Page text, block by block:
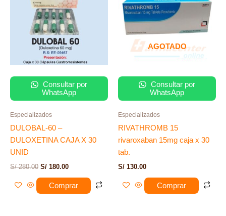
Consultar por
WhatsApp
Especializados
DULOBAL-60 –
DULOXETINA CAJA X 30
UNID
S/280.00
S/ 280.00.
S/ 180.00
S/ 180.00.
Comprar
AGOTADO
Consultar por
WhatsApp
Especializados
RIVATHROMB 15
rivaroxaban 15mg caja x 30
tab.
S/ 130.00
Comprar